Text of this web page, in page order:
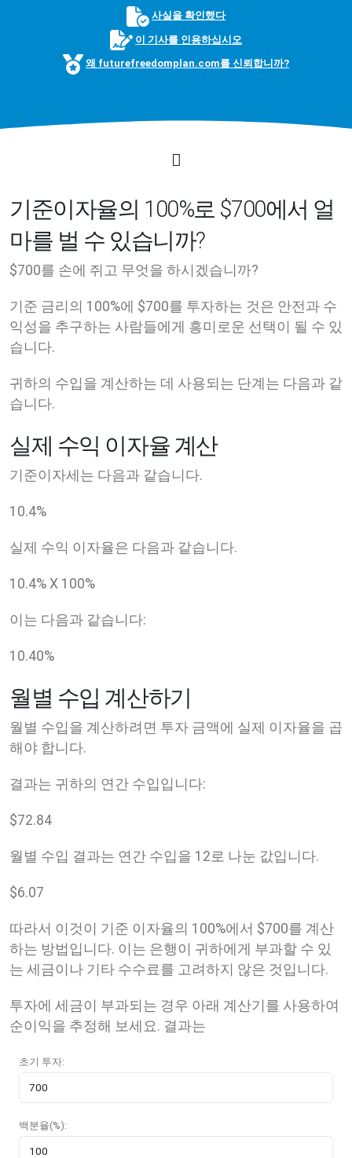
사실을 확인했다
이 기사를 인용하십시오
왜 futurefreedomplan.com를 신뢰합니까?
기준이자율의 100%로 $700에서 얼
마를 벌 수 있습니까?
$700를 손에 쥐고 무엇을 하시겠습니까?
기준 금리의 100%에 $700를 투자하는 것은 안전과 수
익성을 추구하는 사람들에게 흥미로운 선택이 될 수 있
습니다.
귀하의 수입을 계산하는 데 사용되는 단계는 다음과 같
습니다.
실제 수익 이자율 계산
기준이자세는 다음과 같습니다.
10.4%
실제 수익 이자율은 다음과 같습니다.
10.4% X 100%
이는 다음과 같습니다:
10.40%
월별 수입 계산하기
월별 수입을 계산하려면 투자 금액에 실제 이자율을 곱
해야 합니다.
결과는 귀하의 연간 수입입니다:
$72.84
월별 수입 결과는 연간 수입을 12로 나눈 값입니다.
$6.07
따라서 이것이 기준 이자율의 100%에서 $700를 계산
하는 방법입니다. 이는 은행이 귀하에게 부과할 수 있
는 세금이나 기타 수수료를 고려하지 않은 것입니다.
투자에 세금이 부과되는 경우 아래 계산기를 사용하여
순이익을 추정해 보세요. 결과는
초기 투자:
백분율(%):